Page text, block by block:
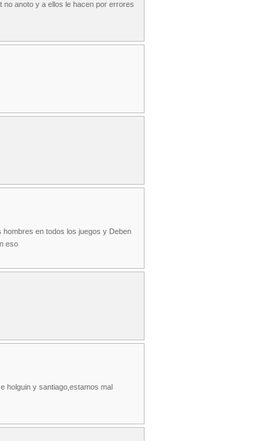
anoto y a ellos le hacen por errores
en todos los juegos y Deben
eso
holguin y santiago,estamos mal